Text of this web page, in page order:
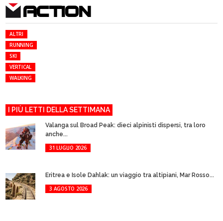
ACTION
ALTRI
RUNNING
SKI
VERTICAL
WALKING
I PIÙ LETTI DELLA SETTIMANA
Valanga sul Broad Peak: dieci alpinisti dispersi, tra loro
anche...
31 LUGLIO 2026
Eritrea e Isole Dahlak: un viaggio tra altipiani, Mar Rosso...
3 AGOSTO 2026